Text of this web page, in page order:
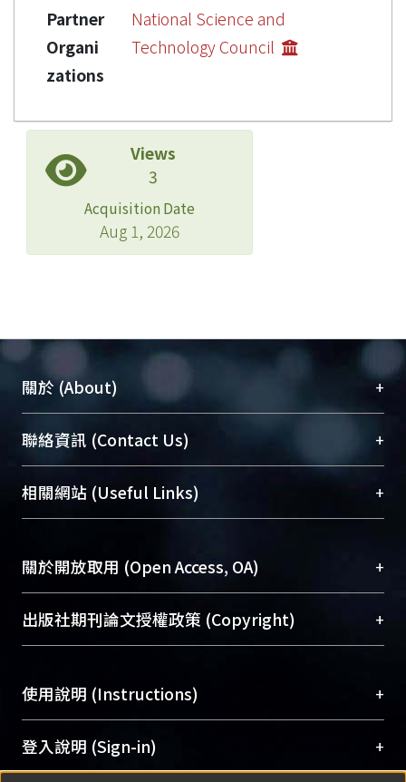
Partner
Organi
zations
National Science and
Technology Council
Views
3
Acquisition Date
Aug 1, 2026
關於 (About) +
臺大位居世界頂尖大學之列，為永久珍藏及向國際
展現本校豐碩的研究成果及學術能量，圖書館整合
機構典藏（NTUR）與學術庫（AH）不同功能平
台，成為臺大學術典藏NTU scholars。期能整合研
成果。
To permanently archive and promote researcher
profiles and scholarly works, Library integrates the
services of “NTU Repository” with “Academic
聯絡資訊 (Contact Us) +
總館學科館員(Main Library)
醫學圖書館學科館員(Medical Library)
Sciences Library)
相關網站 (Useful Links) +
關於開放取用 (Open Access, OA) +
開放取用是從使用者角度提升資訊取用性的社會運
動，應用在學術研究上是透過將研究著作公開供使
用逐年攀升。同時可加速研究發展、提升研究影響
Archive）平台。 （點選深入了解OA）
出版社期刊論文授權政策 (Copyright) +
含部分內容的版權非匯入者所有，或由第三方贊
助與合作完成，請確認該版權所有者及第三方同
意提供此授權。
Please represent that the submission is your
使用說明 (Instructions) +
網站簡介(Quickstart Guide)
使用手冊(Instruction Manual)
登入說明 (Sign-in) +